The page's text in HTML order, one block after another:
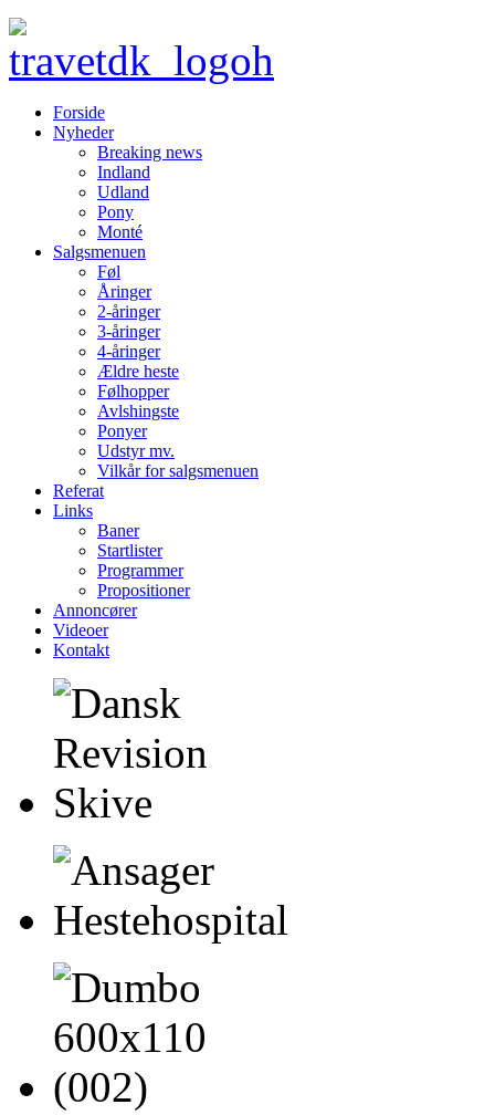
Forside
Nyheder
Breaking news
Indland
Udland
Pony
Monté
Salgsmenuen
Føl
Åringer
2-åringer
3-åringer
4-åringer
Ældre heste
Følhopper
Avlshingste
Ponyer
Udstyr mv.
Vilkår for salgsmenuen
Referat
Links
Baner
Startlister
Programmer
Propositioner
Annoncører
Videoer
Kontakt